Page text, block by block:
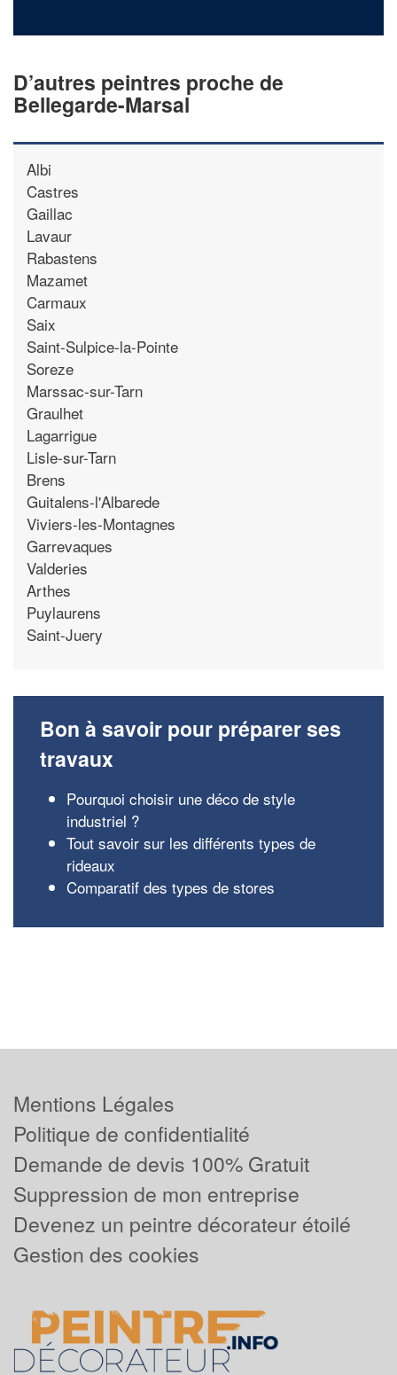
D’autres peintres proche de
Bellegarde-Marsal
Albi
Castres
Gaillac
Lavaur
Rabastens
Mazamet
Carmaux
Saix
Saint-Sulpice-la-Pointe
Soreze
Marssac-sur-Tarn
Graulhet
Lagarrigue
Lisle-sur-Tarn
Brens
Guitalens-l'Albarede
Viviers-les-Montagnes
Garrevaques
Valderies
Arthes
Puylaurens
Saint-Juery
Bon à savoir pour préparer ses
travaux
Pourquoi choisir une déco de style
industriel ?
Tout savoir sur les différents types de
rideaux
Comparatif des types de stores
Mentions Légales
Politique de confidentialité
Demande de devis 100% Gratuit
Suppression de mon entreprise
Devenez un peintre décorateur étoilé
Gestion des cookies